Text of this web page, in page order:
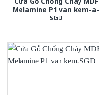
Melamine P1 van kem-a-
SGD